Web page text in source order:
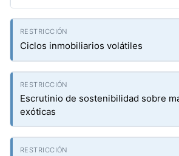
Ciclos inmobiliarios volátiles
Escrutinio de sostenibilidad sobre
exóticas